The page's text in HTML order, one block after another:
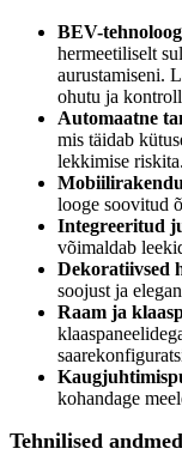
BEV-
hermeetiliselt
aurustamiseni.
ohutu ja
Automaatne
mis täidab
lekkimise riskita.
looge soovitud
Integreeritud
võimaldab
Dekoratiivsed
soojust ja
Raam ja
kohandage
Tehnilised